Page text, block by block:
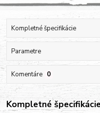
Kompletné špecifikácie
Parametre
Komentáre 0
Kompletné